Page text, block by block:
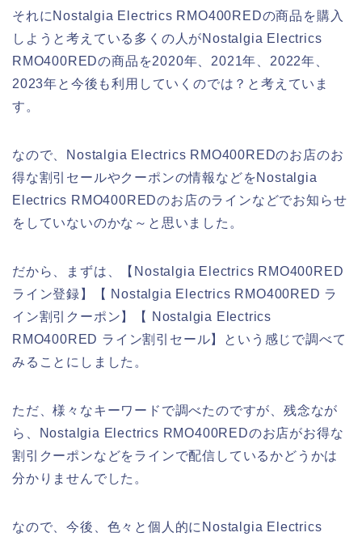
それにNostalgia Electrics RMO400REDの商品を購入
しようと考えている多くの人がNostalgia Electrics
RMO400REDの商品を2020年、2021年、2022年、
2023年と今後も利用していくのでは？と考えていま
す。
なので、Nostalgia Electrics RMO400REDのお店のお
得な割引セールやクーポンの情報などをNostalgia
Electrics RMO400REDのお店のラインなどでお知らせ
をしていないのかな～と思いました。
だから、まずは、【Nostalgia Electrics RMO400RED
ライン登録】【 Nostalgia Electrics RMO400RED ラ
イン割引クーポン】【 Nostalgia Electrics
RMO400RED ライン割引セール】という感じで調べて
みることにしました。
ただ、様々なキーワードで調べたのですが、残念なが
ら、Nostalgia Electrics RMO400REDのお店がお得な
割引クーポンなどをラインで配信しているかどうかは
分かりませんでした。
なので、今後、色々と個人的にNostalgia Electrics